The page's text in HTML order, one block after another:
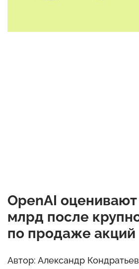
OpenAI
млрд после
по продаже акций
Автор: Александр Кондратьев